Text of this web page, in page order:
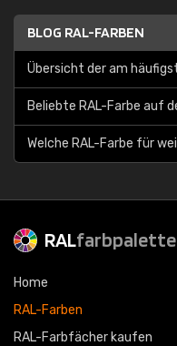
BLOG RAL-FARBEN
Übersicht der am
Beliebte RAL-Farbe auf
Welche RAL-Farbe für
RAL
Home
RAL-Farben
RAL-Farbfächer kaufen